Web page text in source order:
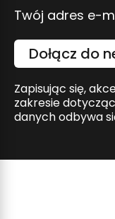
Twój adres e-
Dołącz do
Zapisując się,
zakresie
danych odbywa